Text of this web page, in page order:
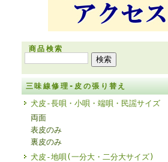
商品検索
三味線修理-皮の張り替え
犬皮-長唄・小唄・端唄・民謡サイズ
両面
表皮のみ
裏皮のみ
犬皮-地唄(一分大・二分大サイズ)